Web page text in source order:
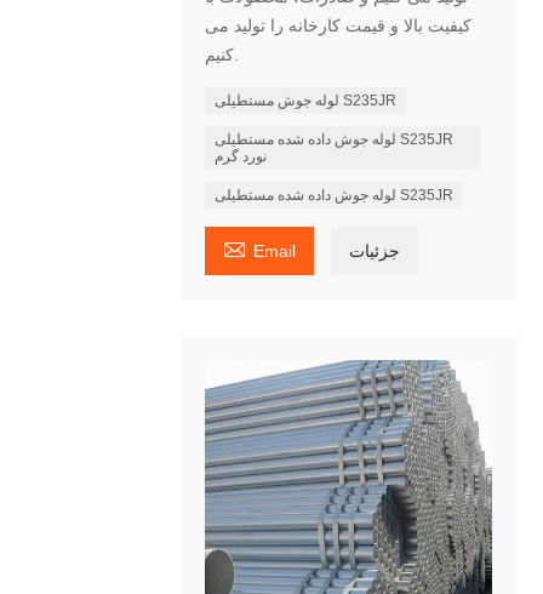
کیفیت بالا و قیمت کارخانه را تولید می
کنیم.
لوله جوش مستطیلی S235JR
لوله جوش داده شده مستطیلی S235JR
نورد گرم
لوله جوش داده شده مستطیلی S235JR
 Email جزئیات